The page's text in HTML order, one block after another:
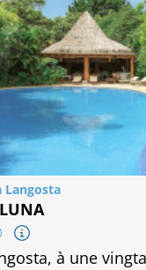
Langosta
à une